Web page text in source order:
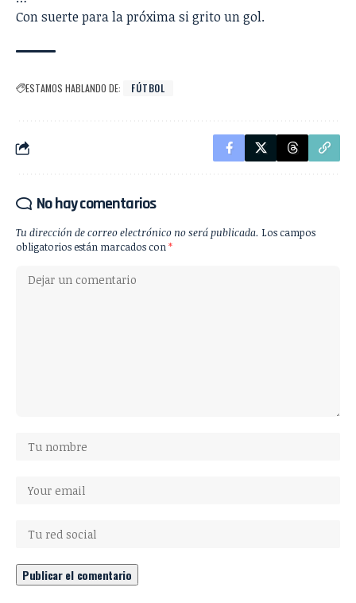
Con suerte para la próxima si grito un gol.
ESTAMOS HABLANDO DE: FÚTBOL
No hay comentarios
Tu dirección de correo electrónico no será publicada. Los campos
obligatorios están marcados con*